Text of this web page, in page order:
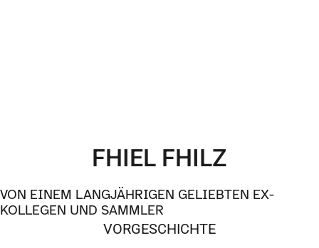
FHIEL FHILZ
VON EINEM LANGJÄHRIGEN GELIEBTEN EX-
KOLLEGEN UND SAMMLER
VORGESCHICHTE